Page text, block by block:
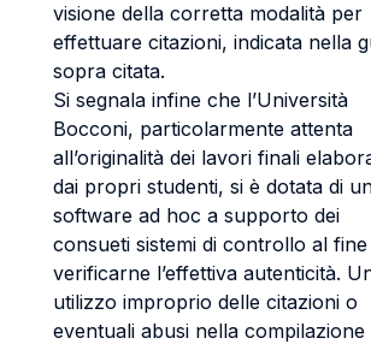
visione della corretta modalità per
effettuare citazioni, indicata nella
sopra citata.
Si segnala infine che l’Università
Bocconi, particolarmente attenta
all’originalità dei lavori finali
dai propri studenti, si è dotata di
software ad hoc a supporto dei
consueti sistemi di controllo al fine
verificarne l’effettiva autenticità.
utilizzo improprio delle citazioni o
eventuali abusi nella compilazione